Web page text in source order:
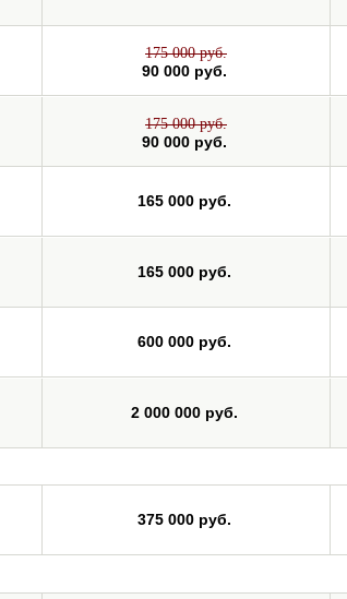
175 000 руб.
90 000 руб.
175 000 руб.
90 000 руб.
165 000 руб.
165 000 руб.
600 000 руб.
2 000 000 руб.
375 000 руб.